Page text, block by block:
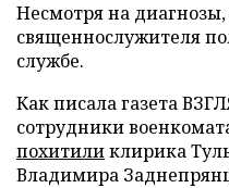
Несмотря на
священнослужителя
службе.
Как писала газета
сотрудники
похитиликлирика
Владимира